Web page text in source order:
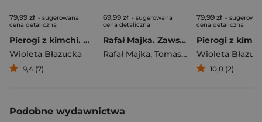
79,99 zł - sugerowana
cena detaliczna
Pierogi z kimchi. Moje ulubione azjatyckie przepisy
Wioleta Błazucka
9,4 (7)
69,99 zł - sugerowana
cena detaliczna
Rafał Majka. Zawsze z przodu. Rozmawia Tomasz Kalemba - książka z autografem
Rafał Majka, Tomasz Kalemba
79,99 zł -
cena detaliczna
Wioleta
10,0 (2)
Podobne wydawnictwa